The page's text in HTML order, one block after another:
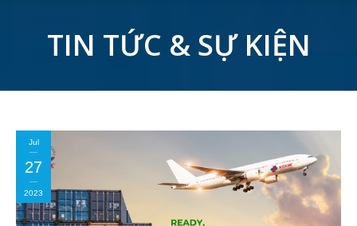
TIN TỨC & SỰ KIỆN
Jul
27
2023